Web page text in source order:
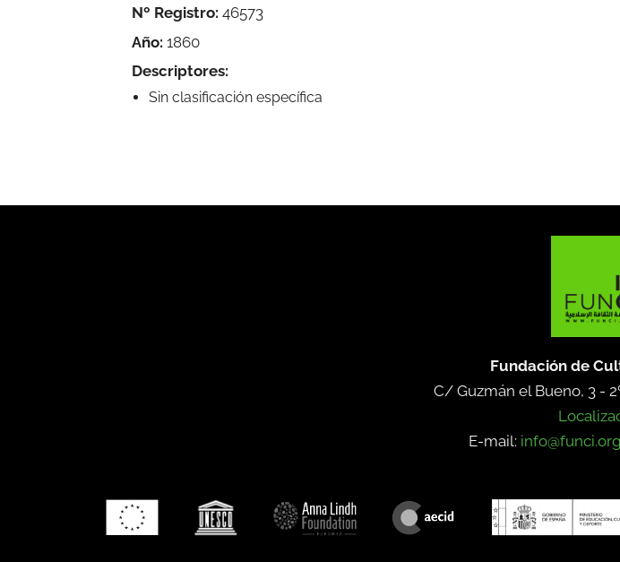
Nº Registro: 46573
Año: 1860
Descriptores:
Sin clasificación específica
Fundación de
C/ Guzmán el Bueno, 3 -
E-mail: info@funci.org